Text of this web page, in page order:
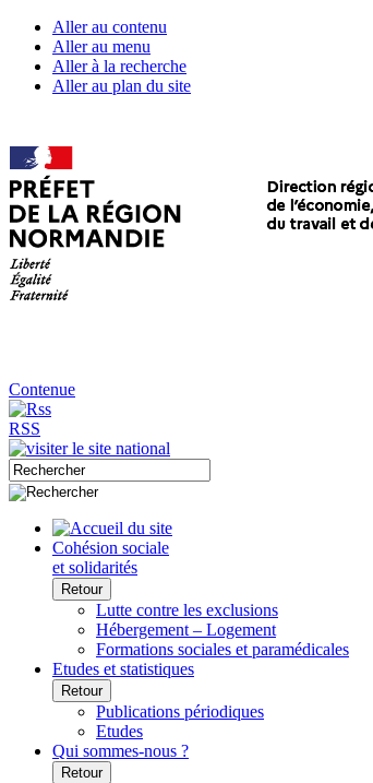
Aller au contenu
Aller au menu
Aller à la recherche
Aller au plan du site
Contenue
RSS
Cohésion sociale
et solidarités
Retour
Lutte contre les exclusions
Hébergement – Logement
Formations sociales et paramédicales
Etudes et statistiques
Retour
Publications périodiques
Etudes
Qui sommes-nous ?
Retour